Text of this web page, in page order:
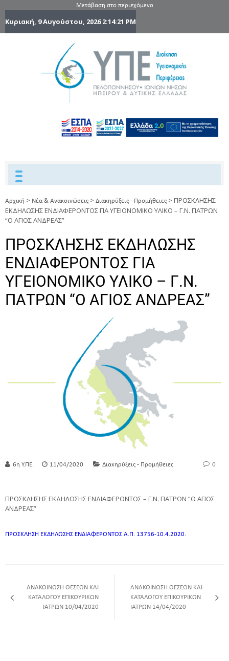
Μετάβαση στο περιεχόμενο
Κυριακή, 9 Αυγούστου, 20262:14:22 PM
Ηπείρου
Δυτικής
Ελλάδας
Αρχική > Νέα & Ανακοινώσεις > Διακηρύξεις - Προμήθειες > ΠΡΟΣΚΛΗΣΗΣ
ΕΚΔΗΛΩΣΗΣ ΕΝΔΙΑΦΕΡΟΝΤΟΣ ΓΙΑ ΥΓΕΙΟΝΟΜΙΚΟ ΥΛΙΚΟ – Γ.Ν. ΠΑΤΡΩΝ
“Ο ΑΓΙΟΣ ΑΝΔΡΕΑΣ”
ΠΡΟΣΚΛΗΣΗΣ ΕΚΔΗΛΩΣΗΣ
ΕΝΔΙΑΦΕΡΟΝΤΟΣ ΓΙΑ
ΥΓΕΙΟΝΟΜΙΚΟ ΥΛΙΚΟ – Γ.Ν.
ΠΑΤΡΩΝ “Ο ΑΓΙΟΣ ΑΝΔΡΕΑΣ”
6η Υ.ΠΕ. 11/04/2020 Διακηρύξεις - Προμήθειες 0
ΠΡΟΣΚΛΗΣΗΣ ΕΚΔΗΛΩΣΗΣ ΕΝΔΙΑΦΕΡΟΝΤΟΣ – Γ.Ν. ΠΑΤΡΩΝ “Ο ΑΓΙΟΣ
ΑΝΔΡΕΑΣ”
ΠΡΟΣΚΛΗΣΗ ΕΚΔΗΛΩΣΗΣ ΕΝΔΙΑΦΕΡΟΝΤΟΣ Α.Π. 13756-10.4.2020.
ΑΝΑΚΟΙΝΩΣΗ ΘΕΣΕΩΝ ΚΑΙ
ΚΑΤΑΛΟΓΟΥ ΕΠΙΚΟΥΡΙΚΩΝ
ΙΑΤΡΩΝ 10/04/2020
ΑΝΑΚΟΙΝΩΣΗ ΘΕΣΕΩΝ ΚΑΙ
ΚΑΤΑΛΟΓΟΥ ΕΠΙΚΟΥΡΙΚΩΝ
ΙΑΤΡΩΝ 14/04/2020